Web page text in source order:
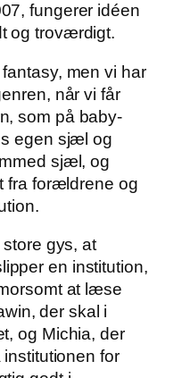
fungerer idéen
og troværdigt.
men vi har
når vi får
som på baby-
egen sjæl og
sjæl, og
fra forældrene og
gys, at
en institution,
at læse
der skal i
og Michia, der
institutionen for